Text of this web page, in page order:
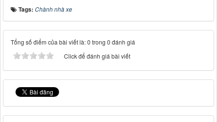
Tags: Chành nhà xe
Tổng số điểm của bài viết là: 0 trong 0 đánh giá
Click để đánh giá bài viết